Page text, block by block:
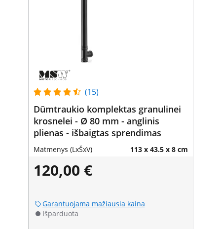
(15)
Dūmtraukio komplektas granulinei
krosnelei - Ø 80 mm - anglinis
plienas - išbaigtas sprendimas
Matmenys (LxŠxV) 113 x 43.5 x 8 cm
120,00 €
Garantuojama mažiausia kaina
Išparduota